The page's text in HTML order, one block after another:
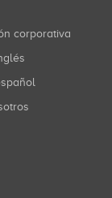
corporativa